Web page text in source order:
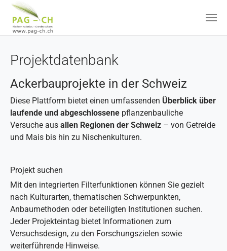
Projektdatenbank
Ackerbauprojekte in der Schweiz
Diese Plattform bietet einen umfassenden Überblick über
laufende und abgeschlossene pflanzenbauliche
Versuche aus allen Regionen der Schweiz – von Getreide
und Mais bis hin zu Nischenkulturen.
Projekt suchen
Mit den integrierten Filterfunktionen können Sie gezielt
nach Kulturarten, thematischen Schwerpunkten,
Anbaumethoden oder beteiligten Institutionen suchen.
Jeder Projekteintag bietet Informationen zum
Versuchsdesign, zu den Forschungszielen sowie
weiterführende Hinweise.